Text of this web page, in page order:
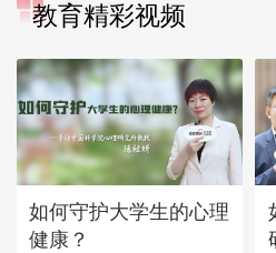
教育精彩视频
如何守护大学生的心理
健康？